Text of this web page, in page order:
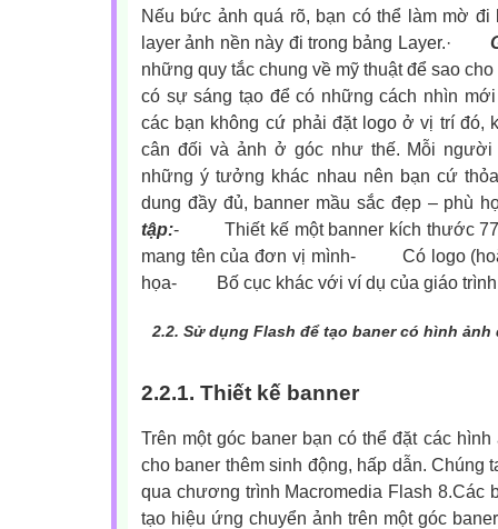
Nếu bức ảnh quá rõ, bạn có thể làm mờ đi
layer ảnh nền này đi trong bảng Layer.·
những quy tắc chung về mỹ thuật để sao
có sự sáng tạo để có những cách nhìn
các bạn không cứ phải đặt logo ở vị trí đó,
cân đối và ảnh ở góc như thế. Mỗi
những ý tưởng khác nhau nên bạn cứ
dung đầy đủ, banner mầu sắc đẹp – phù
tập:-
Thiết kế một banner kích thước
mang tên của đơn vị mình-
Có logo
họa-
Bố cục khác với ví dụ của giáo
2.2. Sử dụng Flash để tạo baner có hình ảnh
2.2.1. Thiết kế banner
Trên một góc baner bạn có thể đặt các
cho baner thêm sinh động, hấp dẫn. Chúng
qua chương trình Macromedia Flash 8.Các
tạo hiệu ứng chuyển ảnh trên một góc